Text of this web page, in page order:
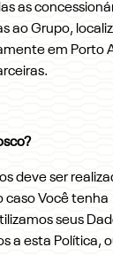
as
ao Grupo,
em Porto
deve ser
caso Você
seus
a esta Política,